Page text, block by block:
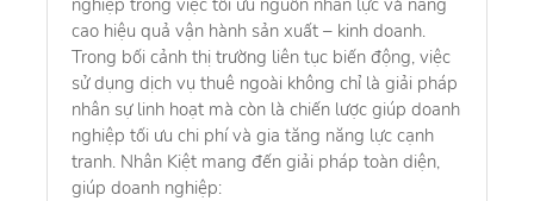
cao hiệu quả vận hành sản xuất – kinh doanh.
Trong bối cảnh thị trường liên tục biến động, việc
sử dụng dịch vụ thuê ngoài không chỉ là giải pháp
nhân sự linh hoạt mà còn là chiến lược giúp doanh
nghiệp tối ưu chi phí và gia tăng năng lực cạnh
tranh. Nhân Kiệt mang đến giải pháp toàn diện,
giúp doanh nghiệp: